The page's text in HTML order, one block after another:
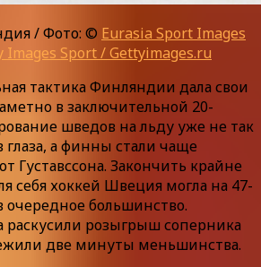
/ Фото: © Eurasia Sport Images
Sport / Gettyimages.ru
тактика Финляндии дала свои
в заключительной 20-
шведов на льду уже не так
глаза, а финны стали чаще
Густавссона. Закончить крайне
себя хоккей Швеция могла на 47-
большинство.
раскусили розыгрыш соперника
две минуты меньшинства.